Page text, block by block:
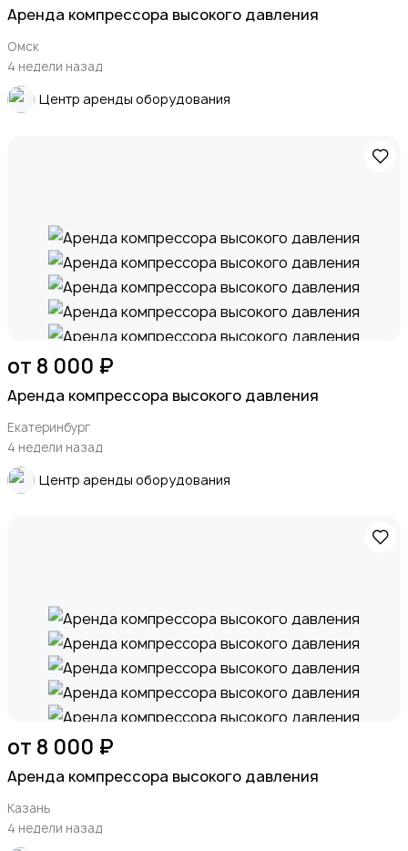
Аренда компрессора высокого давления
Омск
4 недели назад
Центр аренды оборудования
от 8 000 ₽
Аренда компрессора высокого давления
Екатеринбург
4 недели назад
Центр аренды оборудования
от 8 000 ₽
Аренда компрессора высокого давления
Казань
4 недели назад